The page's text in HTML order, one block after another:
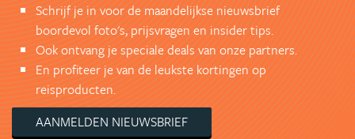
Schrijf je in voor de maandelijkse nieuwsbrief
boordevol foto's, prijsvragen en insider tips.
Ook ontvang je speciale deals van onze partners.
En profiteer je van de leukste kortingen op
reisproducten.
AANMELDEN NIEUWSBRIEF